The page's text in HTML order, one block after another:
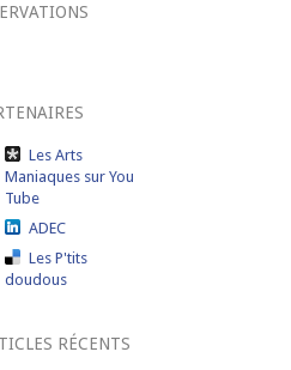
Les Arts
Maniaques sur You
Tube
ADEC
Les P'tits
doudous
RÉCENTS